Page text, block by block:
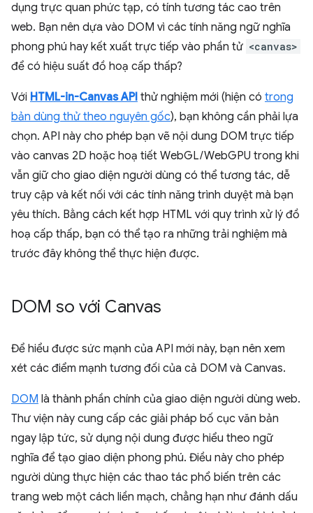
dụng trực quan phức tạp, có tính tương tác cao trên
web. Bạn nên dựa vào DOM vì các tính năng ngữ nghĩa
phong phú hay kết xuất trực tiếp vào phần tử <canvas>
để có hiệu suất đồ hoạ cấp thấp?
Với HTML-in-Canvas API thử nghiệm mới (hiện có trong
bản dùng thử theo nguyên gốc), bạn không cần phải lựa
chọn. API này cho phép bạn vẽ nội dung DOM trực tiếp
vào canvas 2D hoặc hoạ tiết WebGL/WebGPU trong khi
vẫn giữ cho giao diện người dùng có thể tương tác, dễ
truy cập và kết nối với các tính năng trình duyệt mà bạn
yêu thích. Bằng cách kết hợp HTML với quy trình xử lý đồ
hoạ cấp thấp, bạn có thể tạo ra những trải nghiệm mà
trước đây không thể thực hiện được.
DOM so với Canvas
Để hiểu được sức mạnh của API mới này, bạn nên xem
xét các điểm mạnh tương đối của cả DOM và Canvas.
DOM là thành phần chính của giao diện người dùng web.
Thư viện này cung cấp các giải pháp bố cục văn bản
ngay lập tức, sử dụng nội dung được hiểu theo ngữ
nghĩa để tạo giao diện phong phú. Điều này cho phép
người dùng thực hiện các thao tác phổ biến trên các
trang web một cách liền mạch, chẳng hạn như đánh dấu